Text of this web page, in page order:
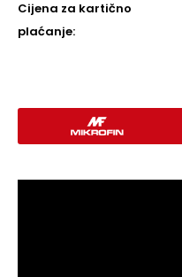
Cijena za kartično
plaćanje: